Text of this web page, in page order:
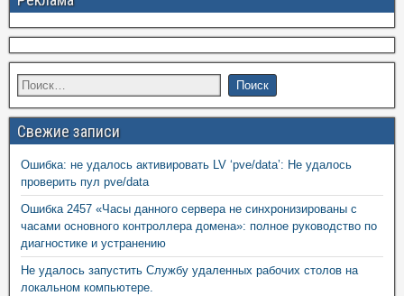
Свежие записи
Ошибка: не удалось активировать LV ‘pve/data’: Не удалось
проверить пул pve/data
Ошибка 2457 «Часы данного сервера не синхронизированы с
часами основного контроллера домена»: полное руководство по
диагностике и устранению
Не удалось запустить Службу удаленных рабочих столов на
локальном компьютере.